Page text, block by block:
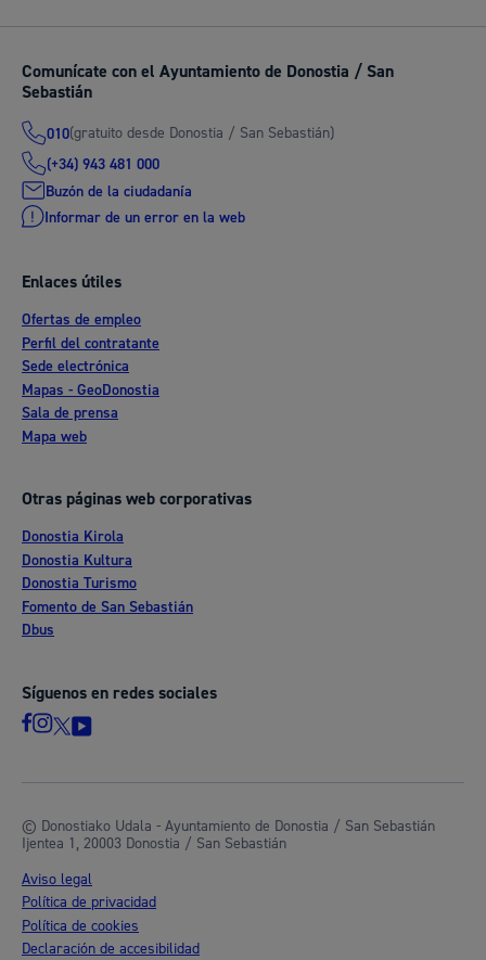
Comunícate con el Ayuntamiento de Donostia / San
Sebastián
010(gratuito desde Donostia / San Sebastián)
(+34) 943 481 000
Buzón de la ciudadanía
Informar de un error en la web
Enlaces útiles
Ofertas de empleo
Perfil del contratante
Sede electrónica
Mapas - GeoDonostia
Sala de prensa
Mapa web
Otras páginas web corporativas
Donostia Kirola
Donostia Kultura
Donostia Turismo
Fomento de San Sebastián
Dbus
Síguenos en redes sociales
© Donostiako Udala - Ayuntamiento de Donostia / San Sebastián
Ijentea 1, 20003 Donostia / San Sebastián
Aviso legal
Política de privacidad
Política de cookies
Declaración de accesibilidad